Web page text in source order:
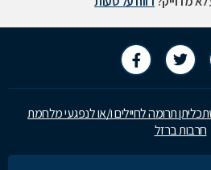
תרומה לחיילים ו/או לנפגעי מלחמת
חרבות ברזל